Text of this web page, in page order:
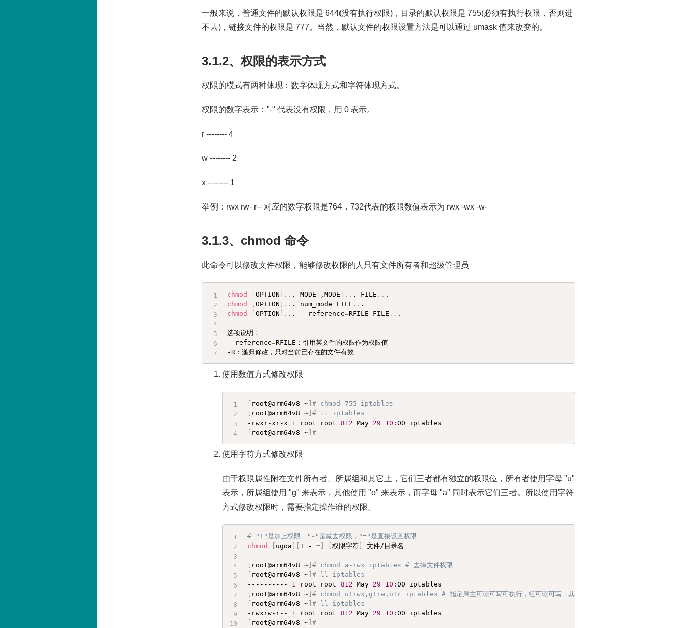
一般来说，普通文件的默认权限是 644(没有执行权限)，目录的默认权限是 755(必须有执行权限，否则进
不去)，链接文件的权限是 777。当然，默认文件的权限设置方法是可以通过 umask 值来改变的。
3.1.2、权限的表示方式
权限的模式有两种体现：数字体现方式和字符体现方式。
权限的数字表示："-" 代表没有权限，用 0 表示。
r -------- 4
w -------- 2
x -------- 1
举例：rwx rw- r-- 对应的数字权限是764，732代表的权限数值表示为 rwx -wx -w-
3.1.3、chmod 命令
此命令可以修改文件权限，能够修改权限的人只有文件所有者和超级管理员
chmod [OPTION .. . MODE ,MODE .. . FILE ..
chmod
[OPTION .. . num_mode FILE ..
chmod
[OPTION .. . --reference=RFILE FILE .. .
选项说明：
--reference=RFILE：引用某文件的权限作为权限值
-R：递归修改，只对当前已存在的文件有效
使用数值方式修改权限
[ root@arm64v8 ~]# chmod 755 iptables
[ root@arm64v8 ~]# ll iptables
-rwxr-xr-x 1 root root 812 May 29 10
[ root@arm64v8 ~]#
使用字符方式修改权限
由于权限属性附在文件所有者、所属组和其它上，它们三者都有独立的权限位，所有者使用字母 "u"
表示，所属组使用 "g" 来表示，其他使用 "o" 来表示，而字母 "a" 同时表示它们三者。所以使用字符
方式修改权限时，需要指定操作谁的权限。
# "+"是加上权限，"-"是减去权限，"="是直接设置权限
chmod
ugoa [+ - = [权限字符 文件/目录名
root@arm64v8 ~ ]# chmod a-rwx iptables # 去掉文件权限
root@arm64v8 ~ ]# ll iptables
---------- 1 root root 812 May 29 10
root@arm64v8 ~ ]# chmod u+rwx,g+rw,o+r iptables # 指定属主可读可写可执行，组可读可写，其它可读
root@arm64v8 ~ ]# ll iptables
-rwxrw-r-- 1 root root 812 May 29 10
root@arm64v8 ~ ]#